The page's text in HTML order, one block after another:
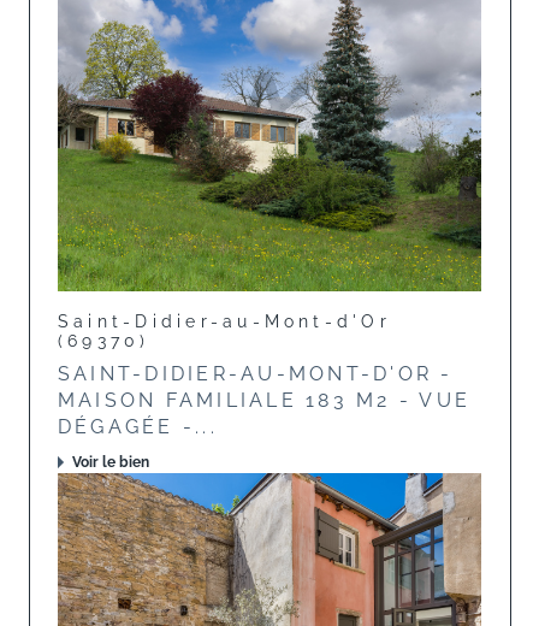
Saint-Didier-au-Mont-d'Or
(69370)
SAINT-DIDIER-AU-MONT-D'OR -
MAISON FAMILIALE 183 M2 - VUE
DÉGAGÉE -...
Voir le bien